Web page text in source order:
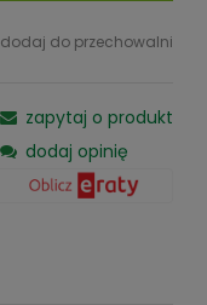
dodaj do przechowalni
zapytaj o produkt
dodaj opinię